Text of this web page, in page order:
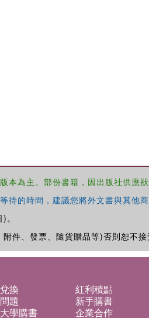
為主。部份書籍，因出版社供應
的時間，建議您將外文書與其他
件、發票、隨貨贈品等)否則恕不接
換
紅利積點
題
新手購書
學購書
企業合作